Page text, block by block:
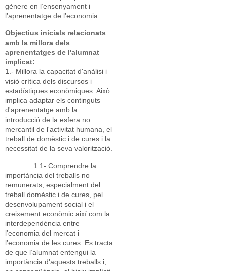
gènere en l’ensenyament i
l’aprenentatge de l’economia.
Objectius inicials relacionats
amb la millora dels
aprenentatges de l'alumnat
implicat:
1.- Millora la capacitat d'anàlisi i
visió crítica dels discursos i
estadístiques econòmiques. Això
implica adaptar els continguts
d'aprenentatge amb la
introducció de la esfera no
mercantil de l'activitat humana, el
treball de domèstic i de cures i la
necessitat de la seva valorització.
1.1- Comprendre la
importància del treballs no
remunerats, especialment del
treball domèstic i de cures, pel
desenvolupament social i el
creixement econòmic així com la
interdependència entre
l’economia del mercat i
l’economia de les cures. Es tracta
de que l’alumnat entengui la
importància d'aquests treballs i,